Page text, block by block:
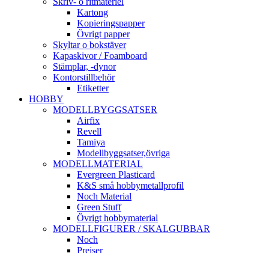
Kartong
Kopieringspapper
Övrigt papper
Skyltar o bokstäver
Kapaskivor / Foamboard
Stämplar, -dynor
Kontorstillbehör
Etiketter
HOBBY
MODELLBYGGSATSER
Airfix
Revell
Tamiya
Modellbyggsatser,övriga
MODELLMATERIAL
Evergreen Plasticard
K&S små hobbymetallprofil
Noch Material
Green Stuff
Övrigt hobbymaterial
MODELLFIGURER / SKALGUBBAR
Noch
Preiser